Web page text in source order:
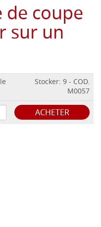
coupe
sur un
Stocker: 9 - COD.
M0057
ACHETER